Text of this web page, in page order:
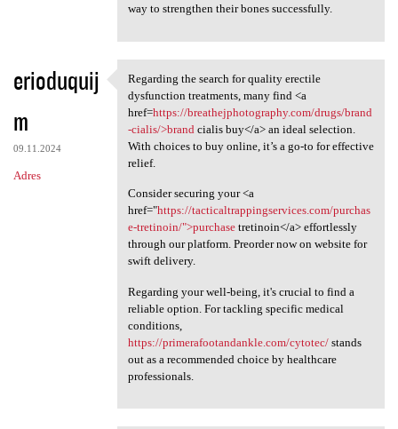
way to strengthen their bones successfully.
erioduquij
m
09.11.2024
Adres
Regarding the search for
Regarding the search for quality erectile
dysfunction treatments, many find <a
href=https://breathejphotography.com/drugs/brand
-cialis/>brand cialis buy</a> an ideal selection.
With choices to buy online, it’s a go-to for effective
relief.
Consider securing your <a
href="https://tacticaltrappingservices.com/purchas
e-tretinoin/">purchasetretinoin</a> effortlessly
through our platform. Preorder now on website for
swift delivery.
Regarding your well-being, it's crucial to find a
reliable option. For tackling specific medical
conditions,
https://primerafootandankle.com/cytotec/stands
out as a recommended choice by healthcare
professionals.